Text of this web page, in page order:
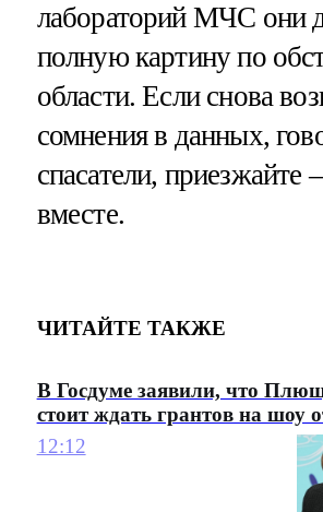
лабораторий МЧС они
полную картину по
области. Если снова
сомнения в данных,
спасатели, приезжайте
вместе.
ЧИТАЙТЕ ТАКЖЕ
В Госдуме заявили, что
стоит ждать грантов на шоу
12:12